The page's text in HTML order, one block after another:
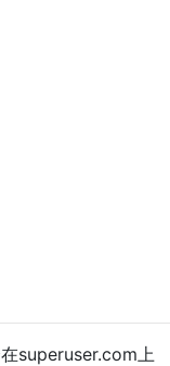
superuser.com上